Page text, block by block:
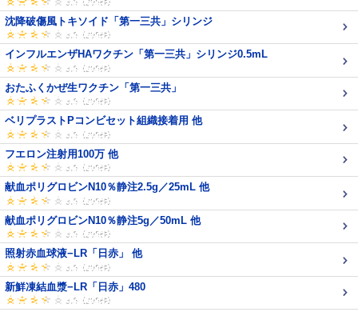
沈降破傷風トキソイド「第一三共」シリンジ
インフルエンザHAワクチン「第一三共」シリンジ0.5mL
おたふくかぜ生ワクチン「第一三共」
ベリプラストPコンビセット組織接着用 他
フエロン注射用100万 他
献血ポリグロビンN10％静注2.5g／25mL 他
献血ポリグロビンN10％静注5g／50mL 他
照射赤血球液−LR「日赤」 他
新鮮凍結血漿−LR「日赤」480